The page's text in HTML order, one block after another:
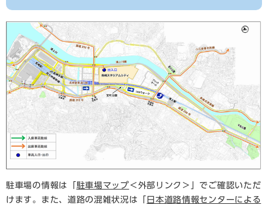
駐車場の情報は「 駐車場マップ ＜外部リンク＞
」でご確認いただ
けます。また、道路の混雑状況は「
日本道路情報センターによる